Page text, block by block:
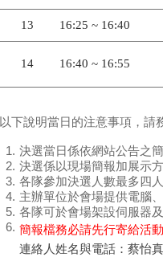
13 16:25 ~ 16:40
14 16:40 ~ 16:55
以下說明當日的注意事項 ，請
1. 決選當日係依網站公告之
2. 決選係以現場簡報加展示
3. 各隊參加決選人數最多四人
4. 主辦單位於會場提供電腦
5. 各隊可於會場架設伺服器
6. 簡報檔務必請先行寄給活
連絡人姓名與電話：蔡怡